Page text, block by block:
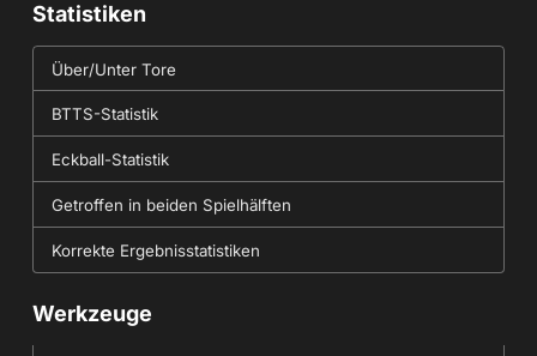
Statistiken
Über/Unter Tore
BTTS-Statistik
Eckball-Statistik
Getroffen in beiden Spielhälften
Korrekte Ergebnisstatistiken
Werkzeuge